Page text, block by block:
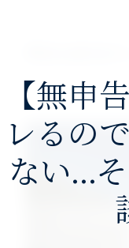
澤田公認会計
【無申
レるの
ない…